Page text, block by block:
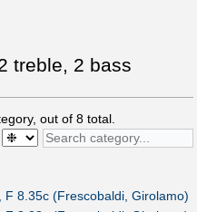
treble, 2 bass
out of 8 total.
8.35c (Frescobaldi, Girolamo)